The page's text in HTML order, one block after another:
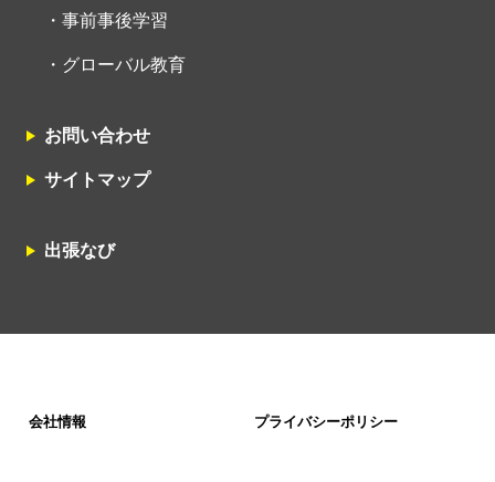
事前事後学習
グローバル教育
お問い合わせ
サイトマップ
出張なび
会社情報 プライバシーポリシー